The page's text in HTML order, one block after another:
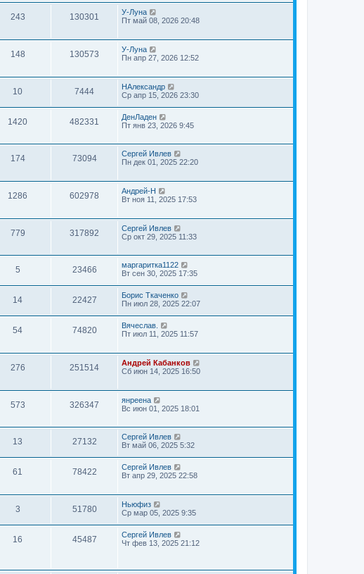
243 130301
У-Луна
Пт май 08, 2026 20:48
148 130573
У-Луна
Пн апр 27, 2026 12:52
10 7444
НАлександр
Ср апр 15, 2026 23:30
1420 482331
ДенЛаден
Пт янв 23, 2026 9:45
174 73094
Сергей Ивлев
Пн дек 01, 2025 22:20
1286 602978
Андрей-Н
Вт ноя 11, 2025 17:53
779 317892
Сергей Ивлев
Ср окт 29, 2025 11:33
5 23466
маргаритка1122
Вт сен 30, 2025 17:35
14 22427
Борис Ткаченко
Пн июл 28, 2025 22:07
54 74820
Вячеслав.
Пт июл 11, 2025 11:57
276 251514
Андрей Кабанков
Сб июн 14, 2025 16:50
573 326347
янреена
Вс июн 01, 2025 18:01
13 27132
Сергей Ивлев
Вт май 06, 2025 5:32
61 78422
Сергей Ивлев
Вт апр 29, 2025 22:58
3 51780
Ньюфиз
Ср мар 05, 2025 9:35
16 45487
Сергей Ивлев
Чт фев 13, 2025 21:12